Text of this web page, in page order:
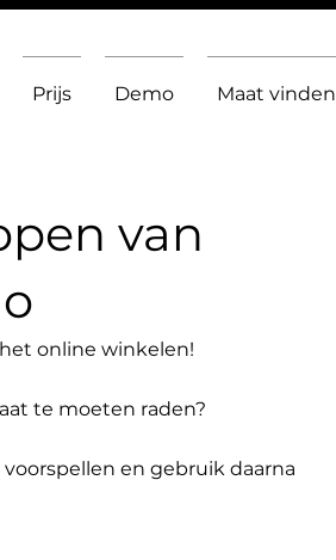
Prijs Demo Maat vinden
van
online winkelen!
te moeten raden?
en gebruik daarna